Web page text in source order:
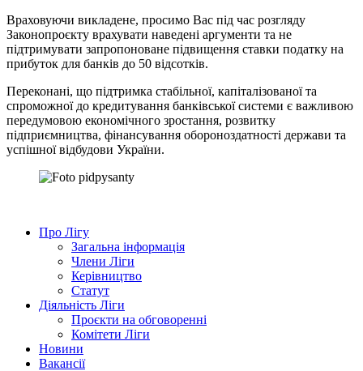
Враховуючи викладене, просимо Вас під час розгляду
Законопроєкту врахувати наведені аргументи та не
підтримувати запропоноване підвищення ставки податку на
прибуток для банків до 50 відсотків.
Переконані, що підтримка стабільної, капіталізованої та
спроможної до кредитування банківської системи є важливою
передумовою економічного зростання, розвитку
підприємництва, фінансування обороноздатності держави та
успішної відбудови України.
Про Лігу
Загальна інформація
Члени Ліги
Керівництво
Статут
Діяльність Ліги
Проєкти на обговоренні
Комітети Ліги
Новини
Вакансії